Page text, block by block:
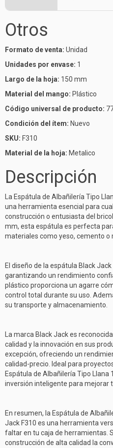
Otros
Formato de venta: Unidad
Unidades por envase: 1
Largo de la hoja: 150 mm
Material del mango: Plástico
Código universal de producto:
Condición del ítem: Nuevo
SKU: F310
Material de la hoja: Metalico
Descripción
La Espátula de Albañilería Tipo
una herramienta esencial para
construcción o entusiasta del
mm, esta espátula es perfecta
materiales como yeso, cemento o
El diseño de la espátula Black
garantizando un rendimiento
plástico proporciona un agarre
control total durante su uso.
su transporte y almacenamiento.
La marca Black Jack es
calidad y la innovación en sus
excepción, ofreciendo un
calidad-precio. Ideal para
Espátula de Albañilería Tipo Llana
inversión inteligente para mejorar
En resumen, la Espátula de
Jack F310 es una herramienta
faltar en tu caja de herramientas.
construcción de alta calidad la